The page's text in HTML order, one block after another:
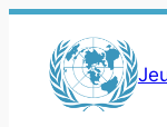
contenu